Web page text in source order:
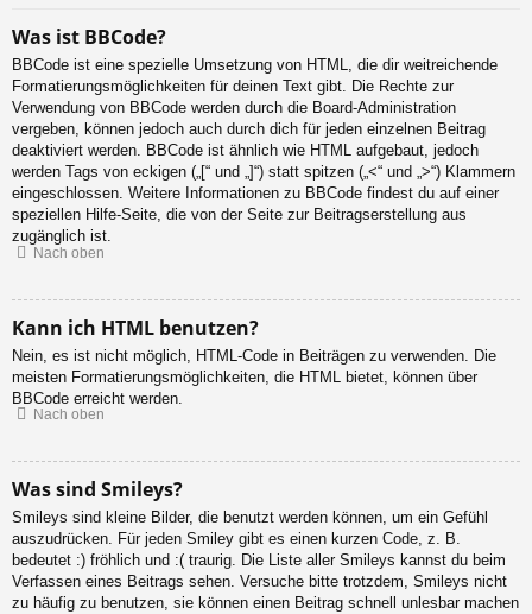
Was ist BBCode?
BBCode ist eine spezielle Umsetzung von HTML, die dir weitreichende
Formatierungsmöglichkeiten für deinen Text gibt. Die Rechte zur
Verwendung von BBCode werden durch die Board-Administration
vergeben, können jedoch auch durch dich für jeden einzelnen Beitrag
deaktiviert werden. BBCode ist ähnlich wie HTML aufgebaut, jedoch
werden Tags von eckigen („[“ und „]“) statt spitzen („<“ und „>“) Klammern
eingeschlossen. Weitere Informationen zu BBCode findest du auf einer
speziellen Hilfe-Seite, die von der Seite zur Beitragserstellung aus
zugänglich ist.
Nach oben
Kann ich HTML benutzen?
Nein, es ist nicht möglich, HTML-Code in Beiträgen zu verwenden. Die
meisten Formatierungsmöglichkeiten, die HTML bietet, können über
BBCode erreicht werden.
Nach oben
Was sind Smileys?
Smileys sind kleine Bilder, die benutzt werden können, um ein Gefühl
auszudrücken. Für jeden Smiley gibt es einen kurzen Code, z. B.
bedeutet :) fröhlich und :( traurig. Die Liste aller Smileys kannst du beim
Verfassen eines Beitrags sehen. Versuche bitte trotzdem, Smileys nicht
zu häufig zu benutzen, sie können einen Beitrag schnell unlesbar machen